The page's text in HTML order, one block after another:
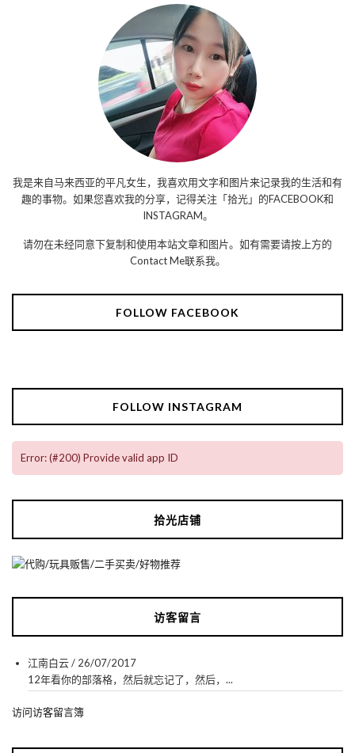
我是来自马来西亚的平凡女生，我喜欢用文字和图片来记录我的生活和有
趣的事物。如果您喜欢我的分享，记得关注「拾光」的FACEBOOK和
INSTAGRAM。
请勿在未经同意下复制和使用本站文章和图片。如有需要请按上方的
Contact Me联系我。
FOLLOW FACEBOOK
FOLLOW INSTAGRAM
Error: (#200) Provide valid app ID
拾光店铺
访客留言
江南白云/ 26/07/2017
12年看你的部落格，然后就忘记了，然后，...
访问访客留言簿